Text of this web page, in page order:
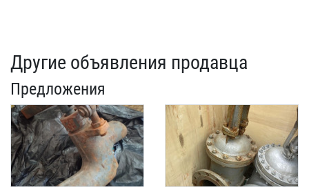
Другие объявления продавца
Предложения